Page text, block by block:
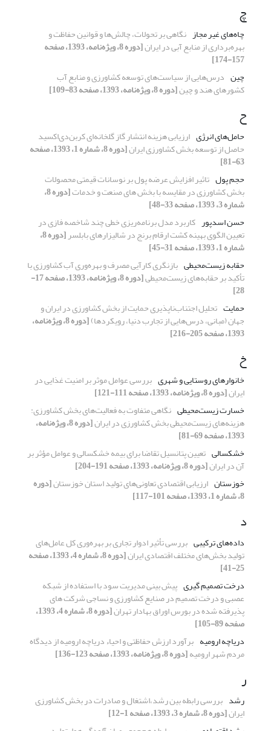
چ
چاه‌های غیر مجاز نگاهی بر تحولات، چالش‌ها و قوانین حفاظت و
بهره‌برداری از منابع آبی در ایران [دوره 8، ویژه‌نامه، 1393، صفحه
157-174]
چین درس‌هایی از سیاست‌های توسعه کشاورزی و منابع آب
کشورهای هند و چین[دوره 8، ویژه‌نامه، 1393، صفحه 83-109]
ح
حامل‌های انرژی ارزیابی هزینه انتشار گاز گلخانه‌ای کربن‌دی‌اکسید
حاصل از توسعه بخش کشاورزی ایران [دوره 8، شماره 1، 1393، صفحه
63-81]
حجم پول تاثیر افزایش عرضه پول بر نوسانات قیمتی محصولات
بخش کشاورزی در مقایسه با بخش های صنعت و خدمات [دوره 8،
شماره 3، 1393، صفحه 33-48]
حسن اسدپور کاربرد مدل برنامه‌ریزی خطی چند شاخصه فازی در
تعیین الگوی بهینه کشت ارقام برنج در شالیزارهای بابلسر [دوره 8،
شماره 1، 1393، صفحه 31-45]
حقابه زیست‌محیطی بازنگری کارآیی مصرف و بهره‌وری آب کشاورزی با
تأکید بر حقابه‌های زیست‌محیطی [دوره 8، ویژه‌نامه، 1393، صفحه 17-
28]
حمایت تحلیل اجتناب‌ناپذیری حمایت از بخش کشاورزی در ایران و
جهان (مبانی، درس‌هایی از تجارب دنیا، رویکردها) [دوره 8، ویژه‌نامه،
1393، صفحه 205-216]
خ
خانوارهای روستایی و شهری بررسی عوامل موثر بر امنیت غذایی در
ایران[دوره 8، ویژه‌نامه، 1393، صفحه 111-121]
خسارت زیست‌محیطی نگاهی متفاوت به فعالیت‌های بخش کشاورزی:
هزینه‌های زیست‌محیطی بخش کشاورزی در ایران [دوره 8، ویژه‌نامه،
1393، صفحه 69-81]
خشکسالی تعیین پتانسیل تقاضا برای بیمه خشکسالی و عوامل مؤثر بر
آن در ایران[دوره 8، ویژه‌نامه، 1393، صفحه 191-204]
خوزستان ارزیابی اقتصادی تعاونی‌های تولید استان خوزستان[دوره
8، شماره 1، 1393، صفحه 101-117]
د
داده‌های ترکیبی بررسی تأثیر ادوار تجاری بر بهره‌وری کل عامل‌های
تولید بخش‌های مختلف اقتصادی ایران [دوره 8، شماره 4، 1393، صفحه
25-41]
درخت تصمیم گیری پیش بینی مدیریت سود با استفاده از شبکه
عصبی و درخت تصمیم در صنایع کشاورزی و نساجی شرکت های
پذیرفته شده در بورس اوراق بهادار تهران [دوره 8، شماره 4، 1393،
صفحه 89-105]
دریاچه ارومیه برآورد ارزش حفاظتی و احیاء دریاچه ارومیه از دیدگاه
مردم شهر ارومیه[دوره 8، ویژه‌نامه، 1393، صفحه 123-136]
ر
رشد بررسی رابطه بین رشد،اشتغال و صادرات در بخش کشاورزی
ایران[دوره 8، شماره 3، 1393، صفحه 1-12]